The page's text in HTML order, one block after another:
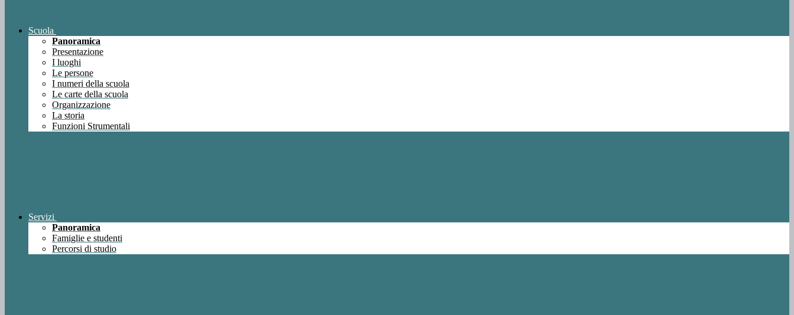
Scuola
Panoramica
Presentazione
I luoghi
Le persone
I numeri della scuola
Le carte della scuola
Organizzazione
La storia
Funzioni Strumentali
Servizi
Panoramica
Famiglie e studenti
Percorsi di studio